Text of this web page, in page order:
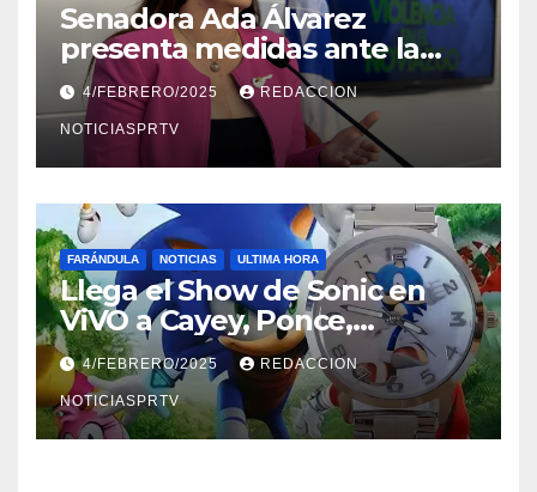
Senadora Ada Álvarez
presenta medidas ante la
violencia en el noviazgo
4/FEBRERO/2025 REDACCION
NOTICIASPRTV
FARÁNDULA NOTICIAS ULTIMA HORA
Llega el Show de Sonic en
ViVO a Cayey, Ponce,
Barceloneta y Humacao,
Relojes gratis para el que
compre ahora….
4/FEBRERO/2025 REDACCION
NOTICIASPRTV